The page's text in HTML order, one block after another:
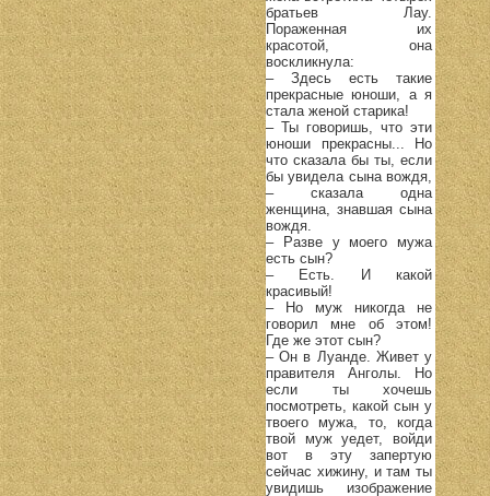
братьев Лау.
Пораженная их
красотой, она
воскликнула:
– Здесь есть такие
прекрасные юноши, а я
стала женой старика!
– Ты говоришь, что эти
юноши прекрасны... Но
что сказала бы ты, если
бы увидела сына вождя,
– сказала одна
женщина, знавшая сына
вождя.
– Разве у моего мужа
есть сын?
– Есть. И какой
красивый!
– Но муж никогда не
говорил мне об этом!
Где же этот сын?
– Он в Луанде. Живет у
правителя Анголы. Но
если ты хочешь
посмотреть, какой сын у
твоего мужа, то, когда
твой муж уедет, войди
вот в эту запертую
сейчас хижину, и там ты
увидишь изображение